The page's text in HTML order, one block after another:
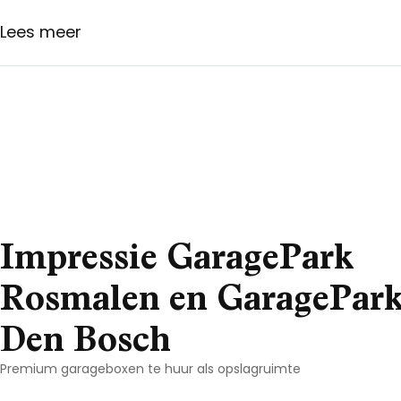
Lees meer
Impressie GaragePark
Rosmalen en
Den Bosch
Premium garageboxen te huur als opslagruimte